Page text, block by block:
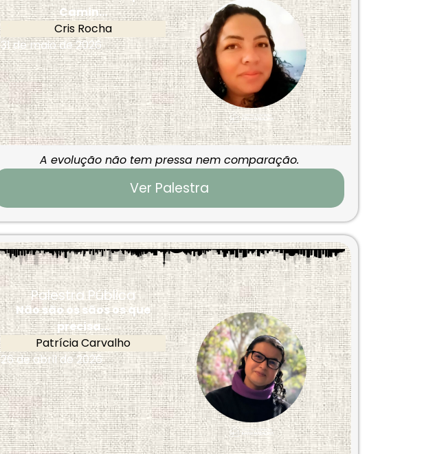
Camin...
Cris Rocha
31 de maio de 2026
A evolução não tem pressa nem comparação.
Ver Palestra
Palestra Pública
Não são os sãos os que
precisa...
Patrícia Carvalho
26 de abril de 2026